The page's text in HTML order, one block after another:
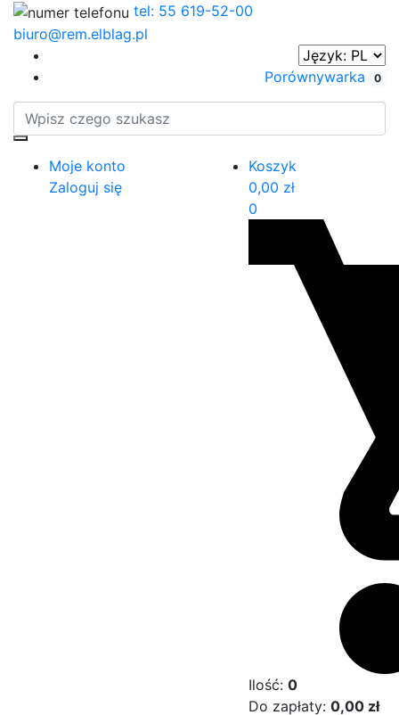
tel: 55 619-52-00
biuro@rem.elblag.pl
Porównywarka 0
Moje konto
Zaloguj się
Koszyk
0,00 zł
0
Ilość: 0
Do zapłaty: 0,00 zł